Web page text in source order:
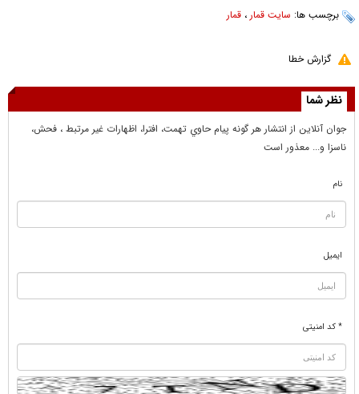
برچسب ها: سایت قمار ، قمار
گزارش خطا
نظر شما
جوان آنلاين از انتشار هر گونه پيام حاوي تهمت، افترا، اظهارات غير مرتبط ، فحش،
ناسزا و... معذور است
نام
ایمیل
* کد امنیتی